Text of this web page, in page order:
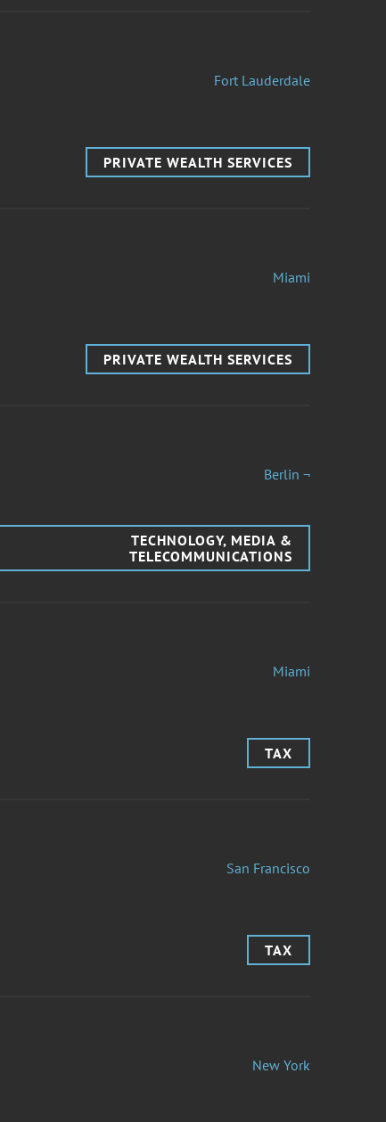
Fort Lauderdale
PRIVATE WEALTH SERVICES
Miami
PRIVATE WEALTH SERVICES
Berlin ¬
TECHNOLOGY, MEDIA &
TELECOMMUNICATIONS
Miami
TAX
San Francisco
TAX
New York